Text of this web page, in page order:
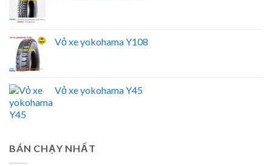
Vỏ xe yokohama Y108
Vỏ xe yokohama Y45
BÁN CHẠY NHẤT